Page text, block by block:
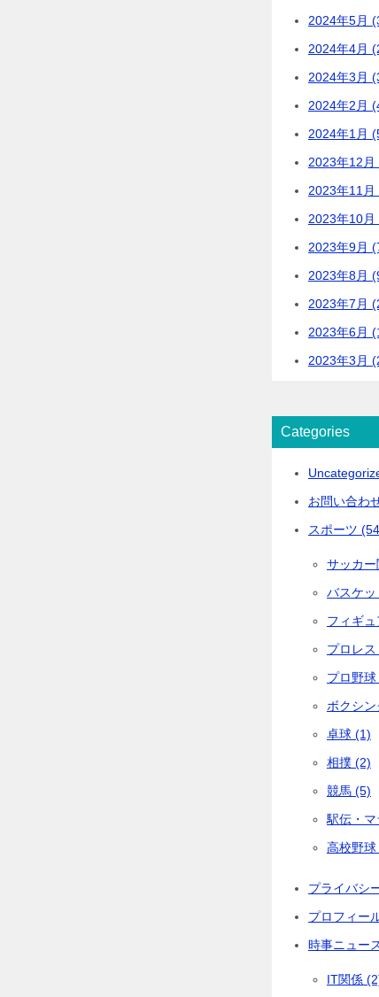
2024年5月
2024年4月
2024年3月
2024年2月
2024年1月
2023年12月
2023年11月
2023年10月
2023年9月
2023年8月
2023年7月
2023年6月
2023年3月
Categories
お問い合わ
スポーツ
サッカ
バスケ
フィギ
プロレス
プロ野
ボクシ
卓球 (1)
相撲 (2)
競馬 (5)
駅伝・
高校野球
プライバシ
プロフィー
時事ニュー
IT関係